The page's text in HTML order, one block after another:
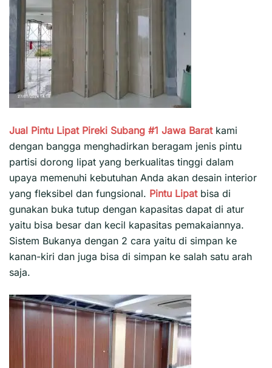
Jual Pintu Lipat Pireki Subang #1 Jawa Barat kami
dengan bangga menghadirkan beragam jenis pintu
partisi dorong lipat yang berkualitas tinggi dalam
upaya memenuhi kebutuhan Anda akan desain interior
yang fleksibel dan fungsional. Pintu Lipat bisa di
gunakan buka tutup dengan kapasitas dapat di atur
yaitu bisa besar dan kecil kapasitas pemakaiannya.
Sistem Bukanya dengan 2 cara yaitu di simpan ke
kanan-kiri dan juga bisa di simpan ke salah satu arah
saja.